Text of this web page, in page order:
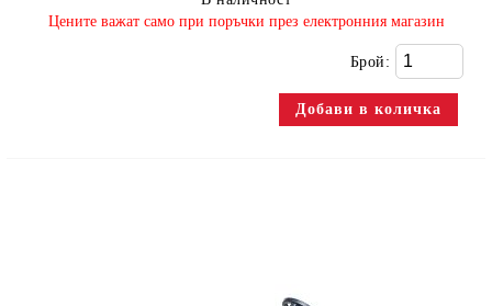
​Цените важат само при поръчки през електронния магазин
Брой: